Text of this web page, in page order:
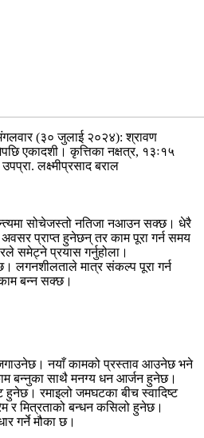
(३० जुलाई २०२४): श्रावण
एकादशी। कृत्तिका नक्षत्र, १३ः१५
लक्ष्मीप्रसाद बराल
सोचेजस्तो नतिजा नआउन सक्छ। धेरै
अवसर प्राप्त हुनेछन् तर काम पूरा गर्न समय
समेट्ने प्रयास गर्नुहोला।
लगनशीलताले मात्र संकल्प पूरा गर्न
बन्न सक्छ।
नयाँ कामको प्रस्ताव आउनेछ भने
बन्नुका साथै मनग्य धन आर्जन हुनेछ।
हुनेछ। रमाइलो जमघटका बीच स्वादिष्ट
र मित्रताको बन्धन कसिलो हुनेछ।
गर्ने मौका छ।